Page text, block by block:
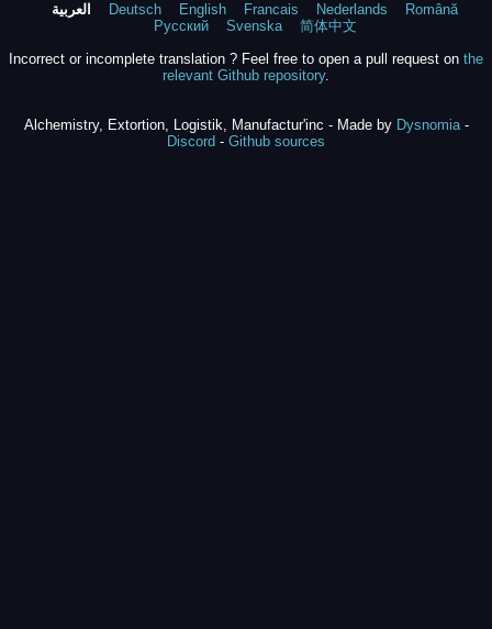
العربية Deutsch English Francais Nederlands
Română
Русский
Svenska
简体中文
Incorrect or incomplete translation ? Feel free to open a pull request on the
relevant Github repository.
Alchemistry, Extortion, Logistik, Manufactur'inc - Made by Dysnomia-
Discord - Github sources